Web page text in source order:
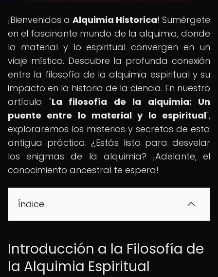
¡Bienvenidos a Alquimia Historica! Sumérgete
en el fascinante mundo de la alquimia, donde
lo material y lo espiritual convergen en un
viaje místico. Descubre la profunda conexión
entre la filosofía de la alquimia espiritual y su
impacto en la historia de la ciencia. En nuestro
artículo "La filosofía de la alquimia: Un
puente entre lo material y lo espiritual",
exploraremos los misterios y secretos de esta
antigua práctica. ¿Estás listo para desvelar
los enigmas de la alquimia? ¡Adelante, el
conocimiento ancestral te espera!
Índice
Introducción a la Filosofía de
la Alquimia Espiritual